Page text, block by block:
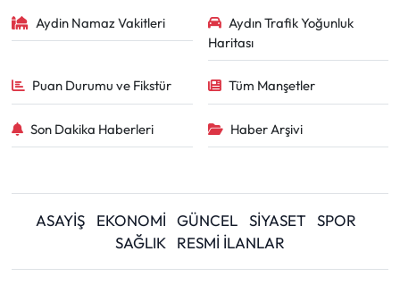
Aydin Namaz Vakitleri
Aydın Trafik Yoğunluk
Haritası
Puan Durumu ve Fikstür Tüm Manşetler
Son Dakika Haberleri Haber Arşivi
ASAYİŞ EKONOMİ GÜNCEL SİYASET
SPOR
SAĞLIK
RESMİ İLANLAR